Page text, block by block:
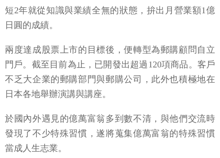
短2年就從知識與業績全無的狀態，拚出月營業額1億
日圓的成績。
兩度達成股票上市的目標後，便轉型為郵購顧問自立
門戶。截至目前為止，已開發出超過120項商品。客戶
不乏大企業的郵購部門與郵購公司，此外也積極地在
日本各地舉辦演講與講座。
於國內外遇見的億萬富翁多到數不清，與他們交流時
發現了不少特殊習慣，遂將蒐集億萬富翁的特殊習慣
當成人生志業。